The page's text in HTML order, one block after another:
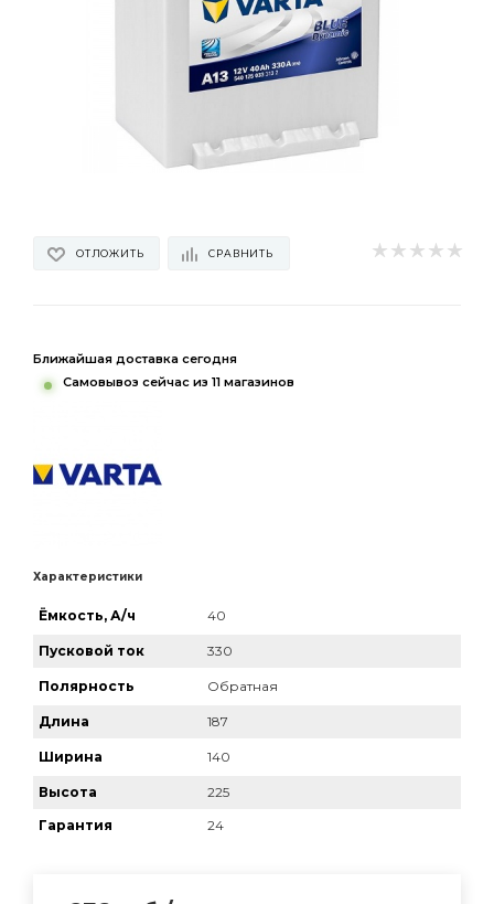
ОТЛОЖИТЬ СРАВНИТЬ
Ближайшая доставка сегодня
Самовывоз сейчас из 11 магазинов
Характеристики
Ёмкость, А/ч 40
Пусковой ток 330
Полярность Обратная
Длина 187
Ширина 140
Высота
225
Гарантия
24